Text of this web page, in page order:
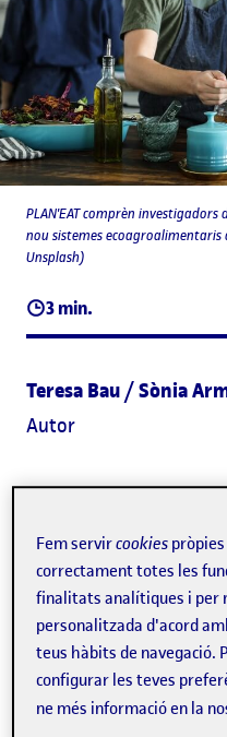
3 min.
PLAN'EAT comprèn
nou sistemes
Unsplash)
Teresa Bau / Sònia
Autor
La producció i el consum
tercera part
de la
les conseqüències
vitaltransformar els
més sostenibles i
aquest objectiu final
dels Estudis de Ciències
Fem servircookies
correctament totes les
finalitats analítiques i
personalitzada d'acord
teus hàbits de navegació.
configurar les teves
ne més informació en la